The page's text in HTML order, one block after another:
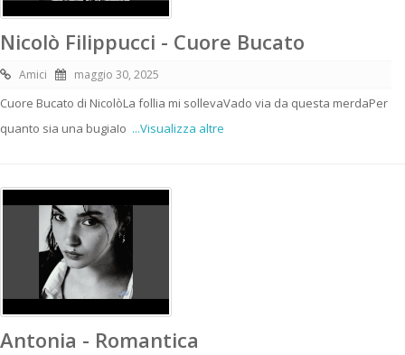
Nicolò Filippucci - Cuore Bucato
Amici maggio 30, 2025
Cuore Bucato di NicolòLa follia mi sollevaVado via da questa merdaPer
quanto sia una bugiaIo ...Visualizza altre
Antonia - Romantica